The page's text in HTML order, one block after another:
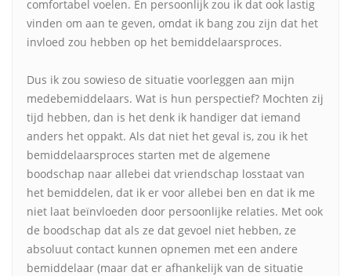
comfortabel voelen. En persoonlijk zou ik dat ook lastig
vinden om aan te geven, omdat ik bang zou zijn dat het
invloed zou hebben op het bemiddelaarsproces.
Dus ik zou sowieso de situatie voorleggen aan mijn
medebemiddelaars. Wat is hun perspectief? Mochten zij
tijd hebben, dan is het denk ik handiger dat iemand
anders het oppakt. Als dat niet het geval is, zou ik het
bemiddelaarsproces starten met de algemene
boodschap naar allebei dat vriendschap losstaat van
het bemiddelen, dat ik er voor allebei ben en dat ik me
niet laat beïnvloeden door persoonlijke relaties. Met ook
de boodschap dat als ze dat gevoel niet hebben, ze
absoluut contact kunnen opnemen met een andere
bemiddelaar (maar dat er afhankelijk van de situatie